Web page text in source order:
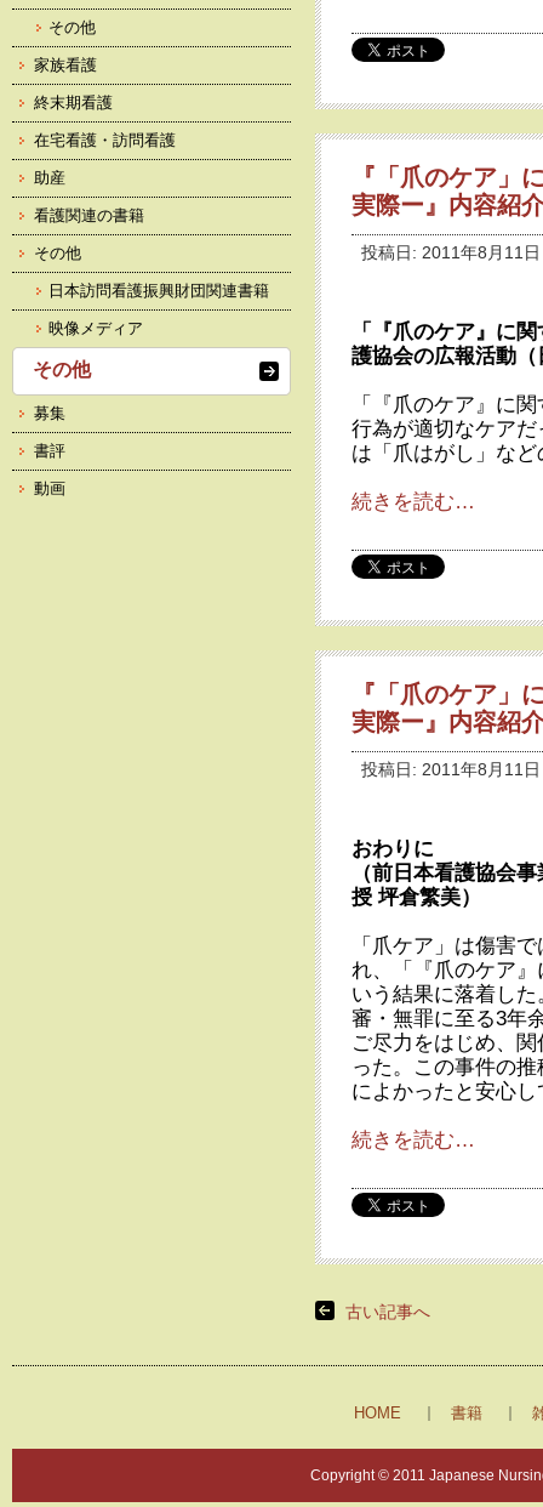
『「爪のケア」
実際ー』内容紹
投稿日: 2011年8月11
「『爪のケア』に
護協会の広報活動
「『爪のケア』に
行為が適切なケア
は「爪はがし」な
続きを読む…
『「爪のケア」
実際ー』内容紹
投稿日: 2011年8月11
おわりに
（前日本看護協会
授 坪倉繁美）
「爪ケア」は傷害
れ、「『爪のケア
いう結果に落着し
審・無罪に至る3年
ご尽力をはじめ、
った。この事件の
によかったと安心し
続きを読む…
古い記事へ
その他
家族看護
終末期看護
在宅看護・訪問看護
助産
看護関連の書籍
その他
日本訪問看護振興財団関連書籍
映像メディア
その他
募集
書評
動画
HOME 書籍
Copyright © 2011 Japanese